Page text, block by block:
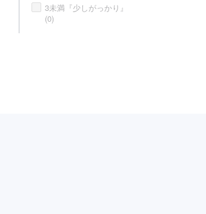
3未満『少しがっかり』
(0)